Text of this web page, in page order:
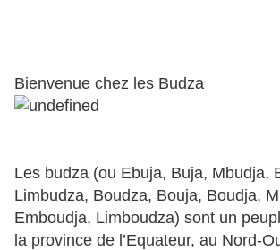
Bienvenue chez les Budza
Les budza (ou Ebuja, Buja, Mbudja,
Limbudza, Boudza, Bouja, Boudja,
Emboudja, Limboudza) sont un
la province de l’Equateur, au Nord-